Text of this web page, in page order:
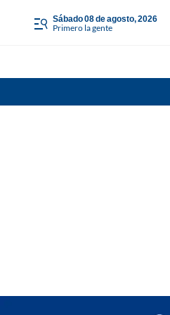
sábado 08 de agosto, 2026
Primero la gente